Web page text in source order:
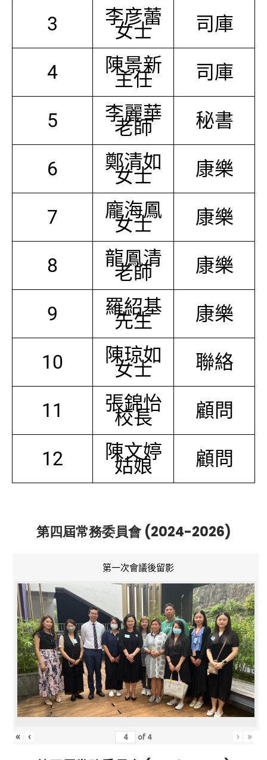
3 李彦蕾
女士 司庫
4 陳景新
主任 司庫
5 李麗華
老師 秘書
6 鄭清如
女士 康樂
7 龐海鳳
女士 康樂
8 龍鳳清
老師 康樂
9 羅紹基
先生 康樂
10 陳琼如
女士 聯絡
11 張錦怡
校長 顧問
12 陳文婷
姑娘 顧問
第四屆常務委員會 (2024-2026)
第一次會議後留影
« ‹ of 4 › »